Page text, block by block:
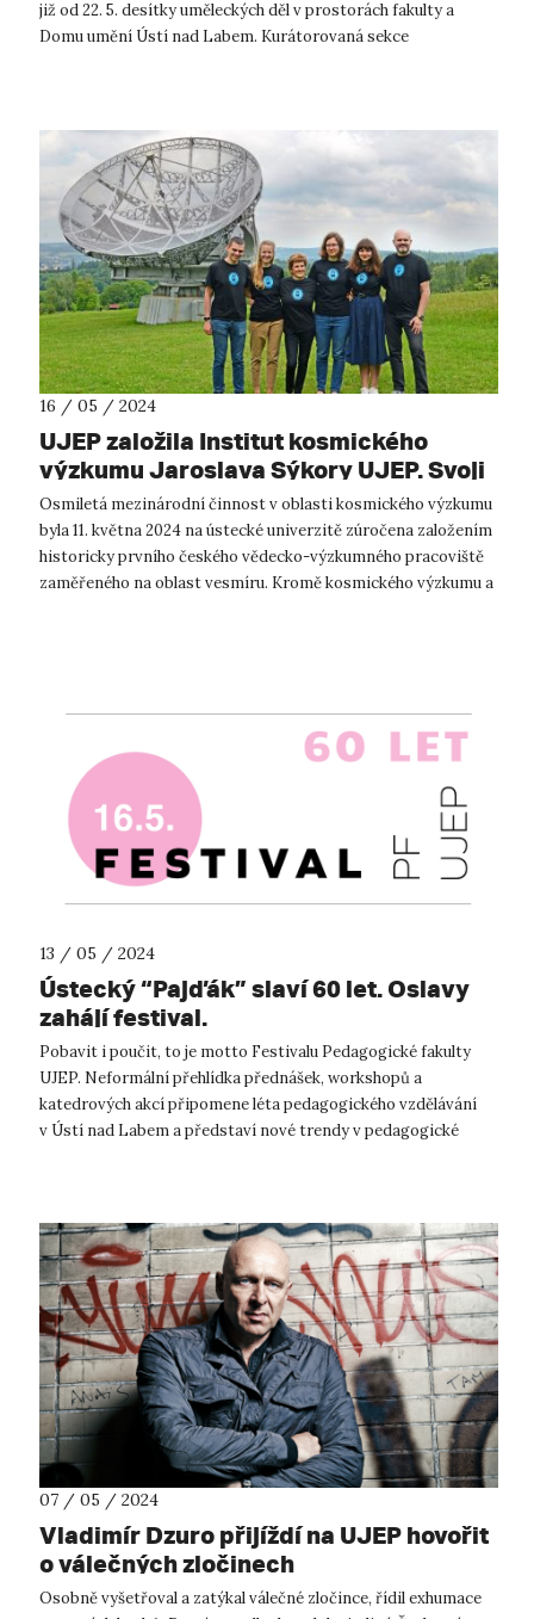
již od 22. 5. desítky uměleckých děl v prostorách fakulty a
Domu umění Ústí nad Labem. Kurátorovaná sekce
16 / 05 / 2024
UJEP založila Institut kosmického
výzkumu Jaroslava Sýkory UJEP. Svoji
činnost zahájil pod křídly FSE UJEP
Osmiletá mezinárodní činnost v oblasti kosmického výzkumu
byla 11. května 2024 na ústecké univerzitě zúročena založením
historicky prvního českého vědecko-výzkumného pracoviště
zaměřeného na oblast vesmíru. Kromě kosmického výzkumu a
13 / 05 / 2024
Ústecký “Pajďák” slaví 60 let. Oslavy
zahájí festival.
Pobavit i poučit, to je motto Festivalu Pedagogické fakulty
UJEP. Neformální přehlídka přednášek, workshopů a
katedrových akcí připomene léta pedagogického vzdělávání
v Ústí nad Labem a představí nové trendy v pedagogické
07 / 05 / 2024
Vladimír Dzuro přijíždí na UJEP hovořit
o válečných zločinech
Osobně vyšetřoval a zatýkal válečné zločince, řídil exhumace